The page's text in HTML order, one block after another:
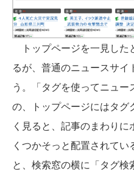
トップページを一見した
るが、普通のニュースサ
う。「タグを使ってニュ
の、トップページにはタグ
く見ると、記事のまわり
くつかそっと配置されて
と、検索窓の横に「タグ